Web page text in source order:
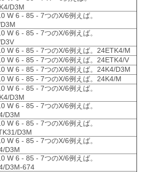
D3M
W 6 - 85 - 7つのX/6例えば。
W 6 - 85 - 7つのX/6例えば。
W 6 - 85 - 7つのX/6例えば。24ETK4/M
W 6 - 85 - 7つのX/6例えば。24ETK4/V
W 6 - 85 - 7つのX/6例えば。24K4/D3M
W 6 - 85 - 7つのX/6例えば。24K4/M
W 6 - 85 - 7つのX/6例えば。
D3M
W 6 - 85 - 7つのX/6例えば。
D3M
W 6 - 85 - 7つのX/6例えば。
D3M
W 6 - 85 - 7つのX/6例えば。
D3M
W 6 - 85 - 7つのX/6例えば。
D3M-674